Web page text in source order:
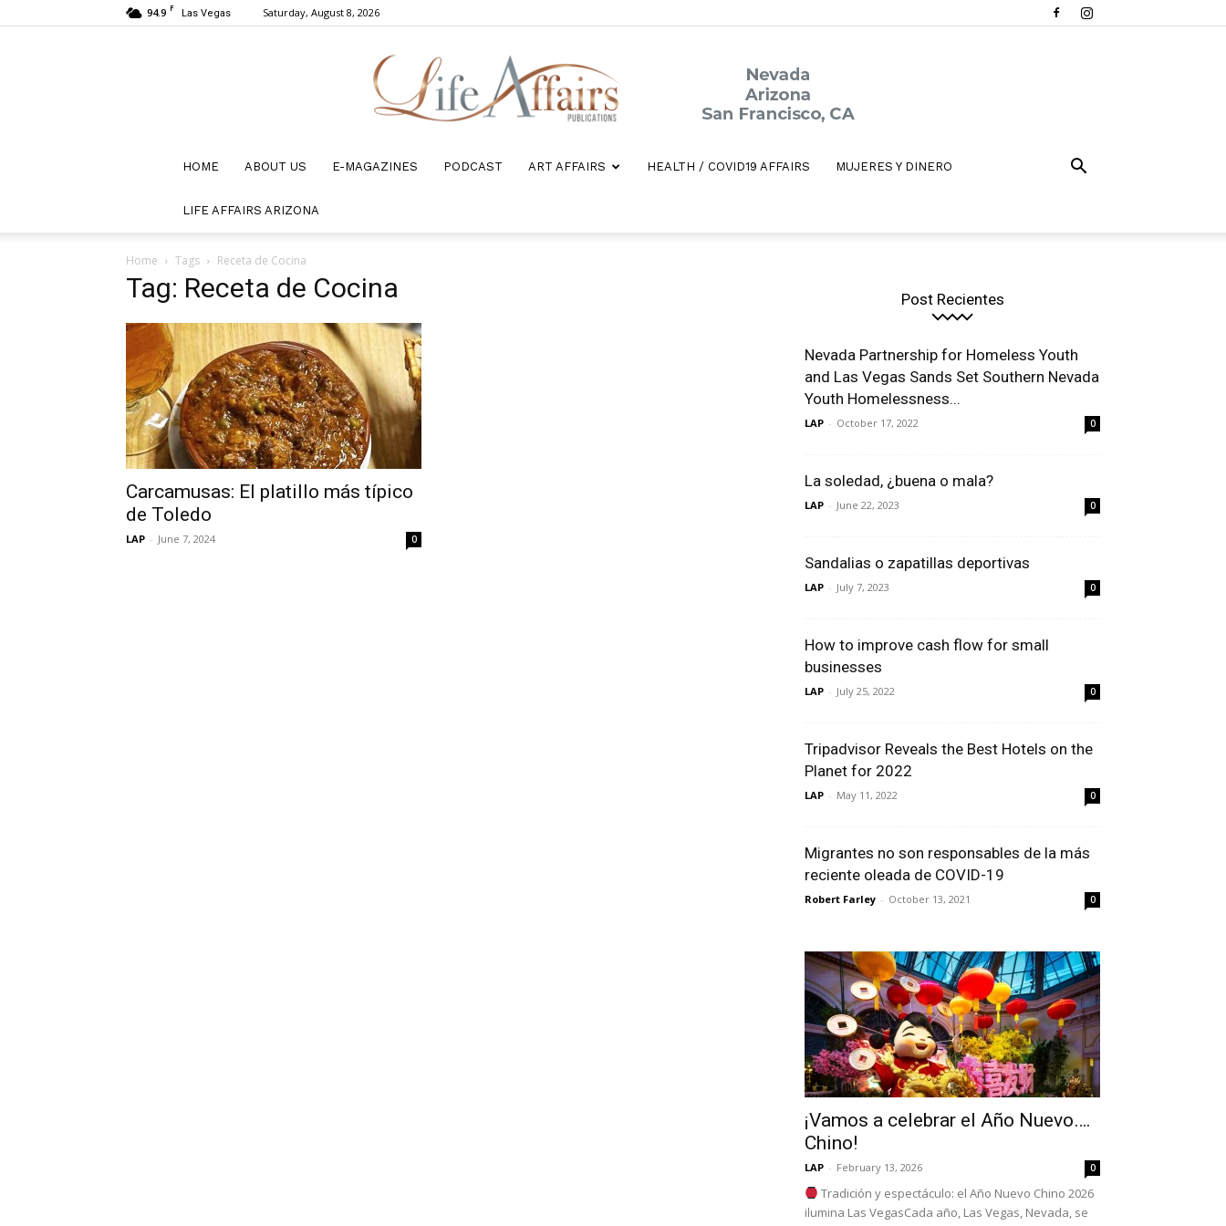
94.9 F Las Vegas Saturday, August 8, 2026
HOME ABOUT US E-MAGAZINES PODCAST ART AFFAIRS HEALTH / COVID19 AFFAIRS MUJERES Y DINERO
LIFE AFFAIRS ARIZONA
Home Tags Receta de Cocina
Tag: Receta de Cocina
Carcamusas: El platillo más típico
de Toledo
LAP - June 7, 2024 0
Post Recientes
Nevada Partnership for Homeless Youth
and Las Vegas Sands Set Southern Nevada
Youth Homelessness...
LAP - October 17, 2022 0
La soledad, ¿buena o mala?
LAP - June 22, 2023 0
Sandalias o zapatillas deportivas
LAP - July 7, 2023 0
How to improve cash flow for small
businesses
LAP - July 25, 2022 0
Tripadvisor Reveals the Best Hotels on the
Planet for 2022
LAP - May 11, 2022 0
Migrantes no son responsables de la más
reciente oleada de COVID-19
Robert Farley - October 13, 2021 0
¡Vamos a celebrar el Año Nuevo….
Chino!
LAP - February 13, 2026 0
Tradición y espectáculo: el Año Nuevo Chino 2026
ilumina Las VegasCada año, Las Vegas, Nevada, se